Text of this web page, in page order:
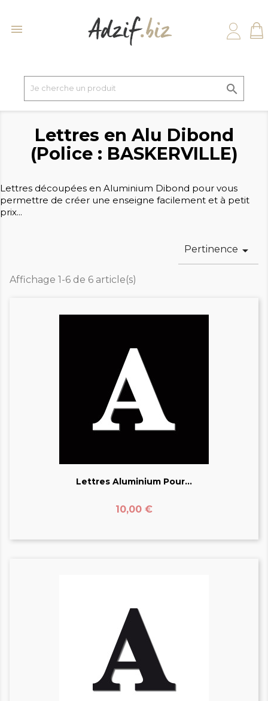


Lettres en Alu Dibond
(Police : BASKERVILLE)
Lettres découpées en Aluminium Dibond pour vous
permettre de créer une enseigne facilement et à petit
prix...
Pertinence 
Affichage 1-6 de 6 article(s)
Lettres Aluminium Pour...
Prix
10,00 €